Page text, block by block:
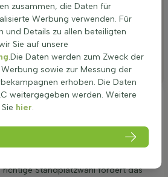
einer Carpinus betulus
Boden. Sie gedeiht sowohl in
Halbschatten und sogar im Schatten.
richtige Standplatzwahl fördert das
zusammen, die Daten für
Werbung verwenden. Für
und Details zu allen beteiligten
Sie auf unsere
.Die Daten werden zum Zweck der
sowie zur Messung der
erhoben. Die Daten
weitergegeben werden. Weitere
hier.